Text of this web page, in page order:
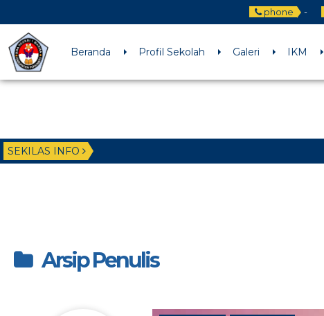
phone -
Beranda Profil Sekolah Galeri IKM
SEKILAS INFO
Arsip Penulis